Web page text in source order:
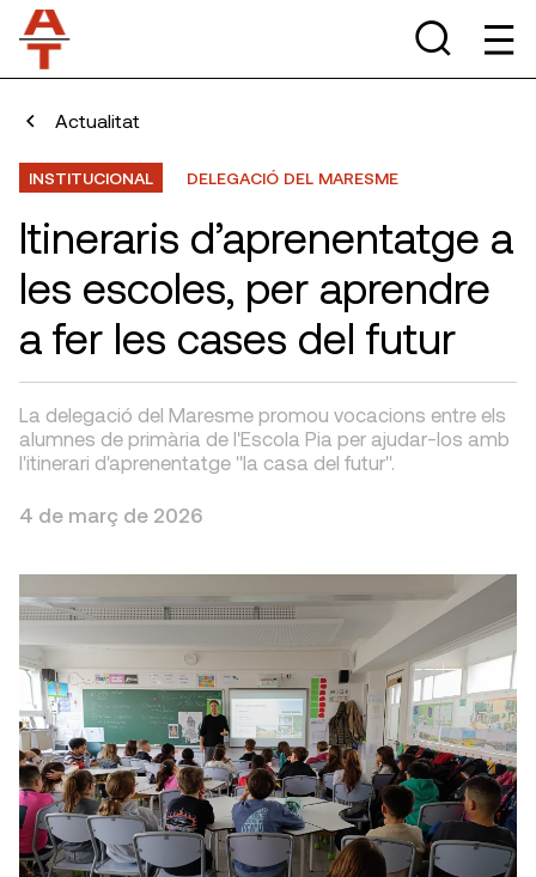
Actualitat
INSTITUCIONAL DELEGACIÓ DEL MARESME
Itineraris d’aprenentatge a
les escoles, per aprendre
a fer les cases del futur
La delegació del Maresme promou vocacions entre els
alumnes de primària de l'Escola Pia per ajudar-los amb
l'itinerari d'aprenentatge "la casa del futur".
4 de març de 2026